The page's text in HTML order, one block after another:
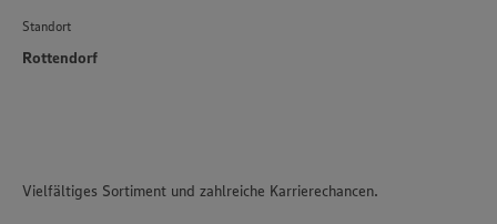
Standort
Rottendorf
Vielfältiges Sortiment und zahlreiche Karrierechancen.